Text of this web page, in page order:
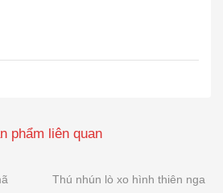
phẩm liên quan
Thú nhún lò xo hình thiên nga